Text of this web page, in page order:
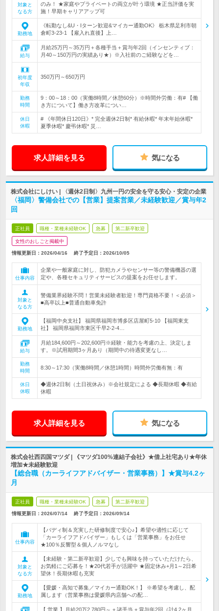
対象と
なる方
のみ！ ★家庭やプライベートの両立が叶う環境 ★正当評価を実
施！早期キャリアアップ可
勤務地
《転勤なし&U・Iターン歓迎&マイカー通勤OK》 栃木県足利市朝
倉町3-23-1 【雇入れ直後】上…
給与
月給25万円～35万円＋各種手当＋賞与年2回（インセンティブ：
月40～150万円の実績あり★）※入社前のご経験などを…
初年度
年収
350万円～650万円
勤務
時間
9：00～18：00（実働8時間／休憩60分）※時間外労働：有# 【働
き方について】働き方改革につい…
休日
休暇
# 《年間休日120日》* 完全週休2日制* 有給休暇* 年末年始休暇*
夏季休暇* 慶弔休暇* 災…
求人詳細を見る 気になる
株式会社にしけい | 〈週休2日制〉九州一円の安全を守る安心・安定の企業
〈福岡〉警備会社での【営業】提案営業／未経験歓迎／賞与年2
回
正社員 職種・業種未経験OK 急募 第二新卒歓迎
女性のおしごと掲載中
情報更新日：2026/04/16 終了予定日： 2026/10/05
仕事内容
企業や一般家庭に対し、防犯カメラやセンサー等の警備機器の選
定や、各種セキュリティサービスの提案をお任せします。
対象と
なる方
警備業界経験不問！営業未経験者歓迎！専門資格不要！＜必須＞
■高卒以上■普通自動車免許
勤務地
【福岡中央支社】 福岡県福岡市博多区店屋町5-10 【福岡東支
社】 福岡県福岡市東区千早2-2-4…
給与
月給184,600円～202,600円※経験・能力を考慮の上、決定しま
す。※試用期間3ヶ月あり（期間中の待遇変更なし…
勤務
時間
8:30～17:30（実働8時間／休憩1時間）時間外労働有無：有
休日
休暇
◆週休2日制（土日祝休み）※会社規定による ◆長期休暇 ◆有給
休暇
求人詳細を見る 気になる
株式会社西四国マツダ | 《マツダ100%連結子会社》★借上社宅あり★年休
増加★未経験歓迎
【総合職（カーライフアドバイザー・営業事務）】★賞与4.2ヶ
月
正社員 職種・業種未経験OK 急募 第二新卒歓迎
情報更新日：2026/07/14 終了予定日： 2026/09/14
仕事内容
【バディ制＆充実した研修制度で安心♪】希望や適性に応じて
「カーライフアドバイザー」もしくは「営業事務」をお任せ
★100％反響型＆個人ノルマなし
対象と
なる方
【未経験・第二新卒歓迎】少しでも興味を持っていただけたら、
お気軽にご応募を！★20代若手が活躍中 ★固定休み+月1～2日希
望休！長期休暇も充実
勤務地
【愛媛・高知で募集／マイカー通勤OK！】 ※希望を考慮し、配
属します（営業事務は愛媛県内店舗への配…
【 営業 】月給20万2,780円～ + 諸手当 + 賞与年2回（計4.2ヶ月